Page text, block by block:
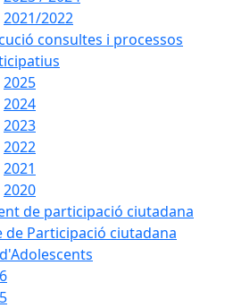
2021/2022
consultes i processos
2025
2024
2023
2022
2021
2020
de participació ciutadana
de Participació ciutadana